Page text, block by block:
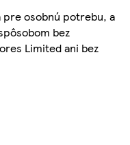
pre osobnú potrebu, a
bez
Limited ani bez